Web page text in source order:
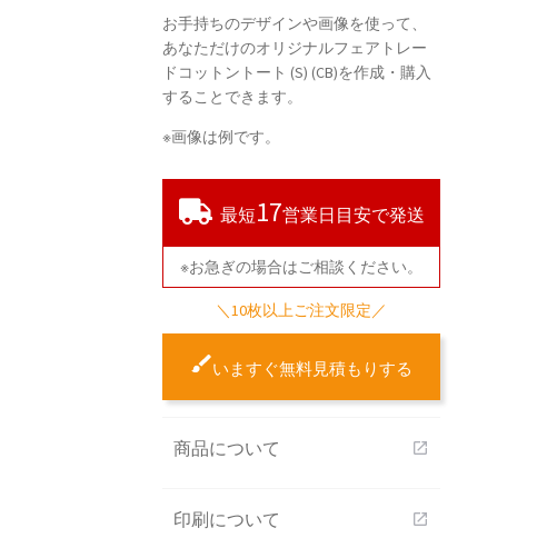
お手持ちのデザインや画像を使って、
あなただけのオリジナルフェアトレー
ドコットントート (S) (CB)を作成・購入
することできます。
※画像は例です。
最短17営業日目安で発送
※お急ぎの場合はご相談ください。
＼10枚以上ご注文限定／
いますぐ無料見積もりする
商品について open_in_new
印刷について open_in_new